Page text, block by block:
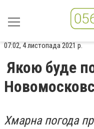
07:02, 4 листопада 2021 р.
Якою буде
Хмарна погода